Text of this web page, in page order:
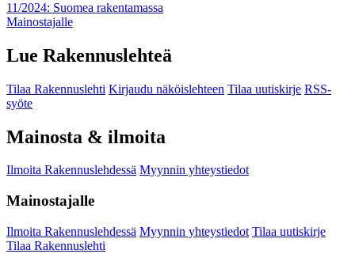
11/2024: Suomea rakentamassa
Mainostajalle
Lue Rakennuslehteä
Tilaa Rakennuslehti Kirjaudu näköislehteen Tilaa uutiskirje RSS-
syöte
Mainosta & ilmoita
Ilmoita Rakennuslehdessä Myynnin yhteystiedot
Mainostajalle
Ilmoita Rakennuslehdessä Myynnin yhteystiedot Tilaa uutiskirje
Tilaa Rakennuslehti